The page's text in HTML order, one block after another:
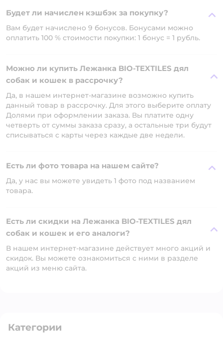
Будет ли начислен кэшбэк за покупку?
Вам будет начислено 9 бонусов. Бонусами можно
оплатить 100 % стоимости покупки: 1 бонус = 1 рубль.
Можно ли купить Лежанка BIO-TEXTILES дял
собак и кошек в рассрочку?
Да, в нашем интернет-магазине возможно купить
данный товар в рассрочку. Для этого выберите оплату
Долями при оформлении заказа. Вы платите одну
четверть от суммы заказа сразу, а остальные три будут
списываться с карты через каждые две недели.
Есть ли фото товара на нашем сайте?
Да, у нас вы можете увидеть 1 фото под названием
товара.
Есть ли скидки на Лежанка BIO-TEXTILES дял
собак и кошек и его аналоги?
В нашем интернет-магазине действует много акций и
скидок. Вы можете ознакомиться с ними в разделе
акций из меню сайта.
Категории